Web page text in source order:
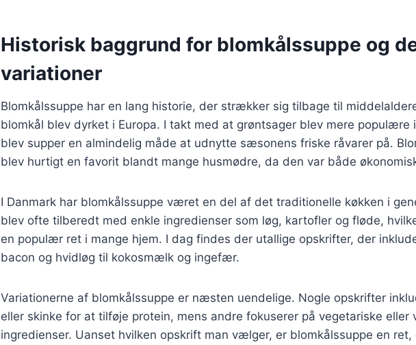
Historisk baggrund for blomkålssuppe og
variationer
Blomkålssuppe har en lang historie, der strækker sig tilbage til
blomkål blev dyrket i Europa. I takt med at grøntsager blev mere populære
blev supper en almindelig måde at udnytte sæsonens friske råvarer på.
blev hurtigt en favorit blandt mange husmødre, da den var både
I Danmark har blomkålssuppe været en del af det traditionelle køkken i
blev ofte tilberedt med enkle ingredienser som løg, kartofler og fløde,
en populær ret i mange hjem. I dag findes der utallige opskrifter, der
bacon og hvidløg til kokosmælk og ingefær.
Variationerne af blomkålssuppe er næsten uendelige. Nogle opskrifter
eller skinke for at tilføje protein, mens andre fokuserer på vegetariske eller
ingredienser. Uanset hvilken opskrift man vælger, er blomkålssuppe en ret,